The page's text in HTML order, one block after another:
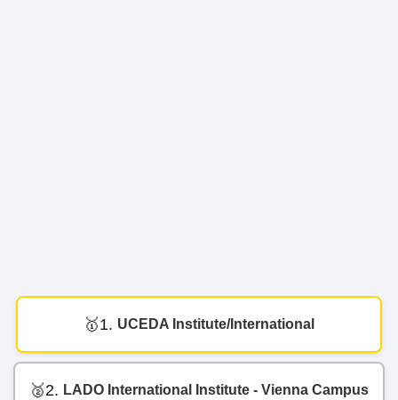
1. UCEDA Institute/International
2. LADO International Institute - Vienna Campus